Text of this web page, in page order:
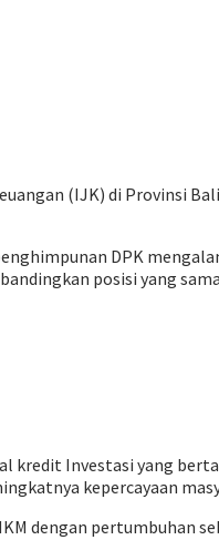
(IJK) di Provinsi
DPK
posisi yang
Investasi yang
kepercayaan
dengan pertumbuhan